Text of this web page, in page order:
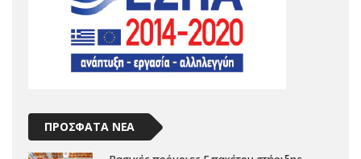
ΠΡΟΣΦΑΤΑ ΝΕΑ